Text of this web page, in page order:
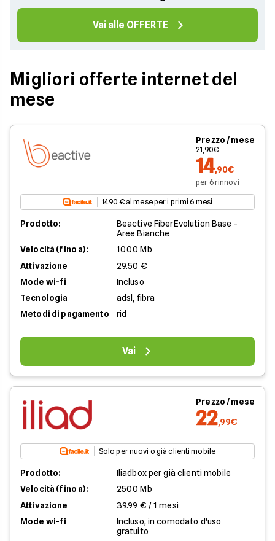
Vai alle OFFERTE
Migliori offerte internet del
mese
Prezzo / mese
21,90€
14,90€
per 6 rinnovi
14.90 € al mese per i primi 6 mesi
Prodotto:
Beactive FiberEvolution Base -
Aree Bianche
Velocità (fino a):
1000 Mb
Attivazione
29.50 €
Mode wi-fi
Incluso
Tecnologia
adsl, fibra
Metodi di pagamento
rid
Vai
Prezzo / mese
22,99€
Solo per nuovi o già clienti mobile
Prodotto:
Iliadbox per già clienti mobile
Velocità (fino a):
2500 Mb
Attivazione
39.99 € / 1 mesi
Mode wi-fi
Incluso, in comodato d'uso
gratuito